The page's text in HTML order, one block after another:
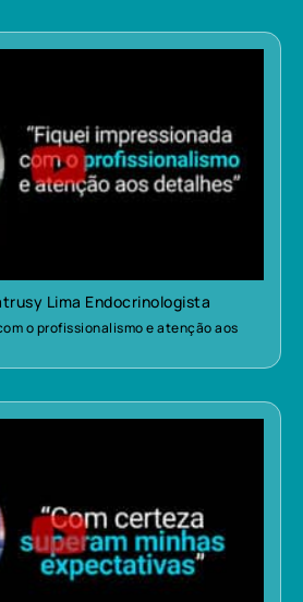
Lima Endocrinologista
o profissionalismo e atenção aos